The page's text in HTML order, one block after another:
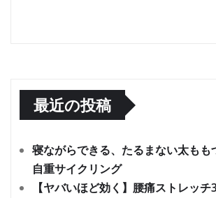
最近の投稿
寝ながらできる、たるまない太もも
自重サイクリング
【ヤバいほど効く】腰痛ストレッチ